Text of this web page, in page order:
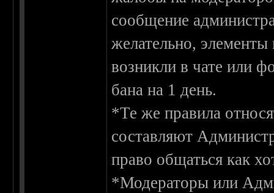
сообщение
желательно,
возникли в чате или
бана на 1 день.
*Те же правила
составляют
право общаться как
*Модераторы или